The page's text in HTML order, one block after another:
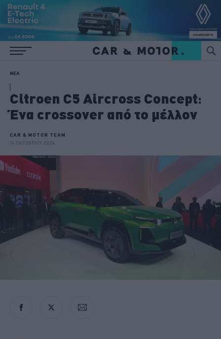
ΝΕΑ
Citroen C5 Aircross Concept:
Ένα crossover από το μέλλον
CAR & MOTOR TEAM
14 ΟΚΤΩΒΡΙΟΥ 2024